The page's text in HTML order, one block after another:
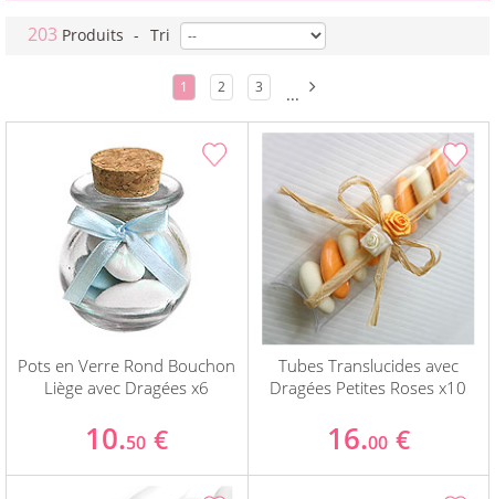
203 Produits - Tri
1 2 3 ...
Pots en Verre Rond Bouchon
Liège avec Dragées x6
10.50 €
Tubes Translucides avec
Dragées Petites Roses x10
16.00 €